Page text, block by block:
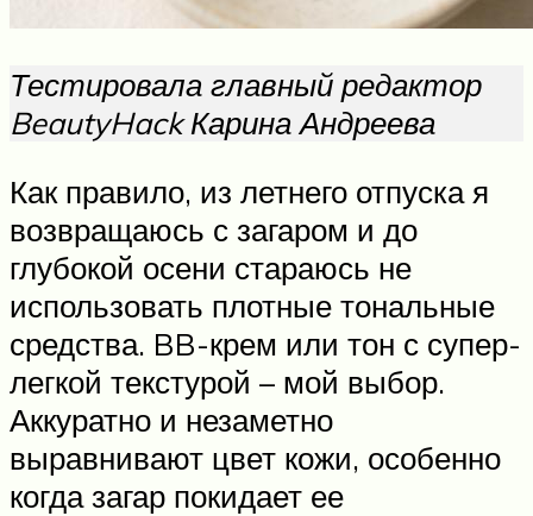
Тестировала главный редактор
BeautyHack Карина Андреева
Как правило, из летнего отпуска я
возвращаюсь с загаром и до
глубокой осени стараюсь не
использовать плотные тональные
средства. BB-крем или тон с супер-
легкой текстурой – мой выбор.
Аккуратно и незаметно
выравнивают цвет кожи, особенно
когда загар покидает ее